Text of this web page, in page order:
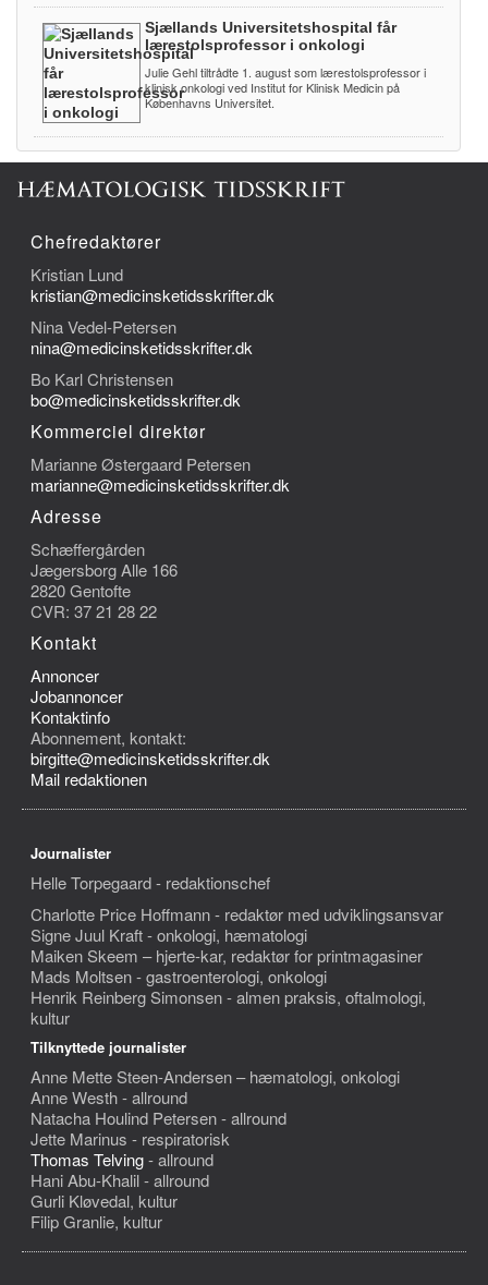
Sjællands Universitetshospital får
lærestolsprofessor i onkologi
Julie Gehl tiltrådte 1. august som lærestolsprofessor i
klinisk onkologi ved Institut for Klinisk Medicin på
Københavns Universitet.
Chefredaktører
Kristian Lund
kristian@medicinsketidsskrifter.dk
Nina Vedel-Petersen
nina@medicinsketidsskrifter.dk
Bo Karl Christensen
bo@medicinsketidsskrifter.dk
Kommerciel direktør
Marianne Østergaard Petersen
marianne@medicinsketidsskrifter.dk
Adresse
Schæffergården
Jægersborg Alle 166
2820 Gentofte
CVR: 37 21 28 22
Kontakt
Annoncer
Jobannoncer
Kontaktinfo
Abonnement, kontakt:
birgitte@medicinsketidsskrifter.dk
Mail redaktionen
Journalister
Helle Torpegaard - redaktionschef
Charlotte Price Hoffmann - redaktør med udviklingsansvar
Signe Juul Kraft - onkologi, hæmatologi
Maiken Skeem – hjerte-kar, redaktør for printmagasiner
Mads Moltsen - gastroenterologi, onkologi
Henrik Reinberg Simonsen - almen praksis, oftalmologi,
kultur
Tilknyttede journalister
Anne Mette Steen-Andersen – hæmatologi, onkologi
Anne Westh - allround
Natacha Houlind Petersen - allround
Jette Marinus - respiratorisk
Thomas Telving- allround
Hani Abu-Khalil - allround
Gurli Kløvedal, kultur
Filip Granlie, kultur